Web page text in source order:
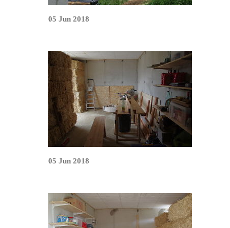
05 Jun 2018
05 Jun 2018